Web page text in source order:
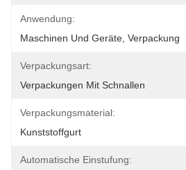
Anwendung:
Maschinen Und Geräte, Verpackung
Verpackungsart:
Verpackungen Mit Schnallen
Verpackungsmaterial:
Kunststoffgurt
Automatische Einstufung: